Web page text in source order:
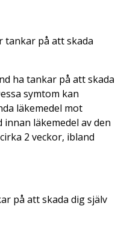
tankar på att skada
ha tankar på att skada
symtom kan
läkemedel mot
läkemedel av den
2 veckor, ibland
på att skada dig själv